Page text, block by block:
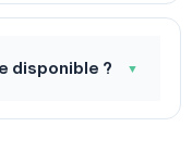
disponible ? ▼